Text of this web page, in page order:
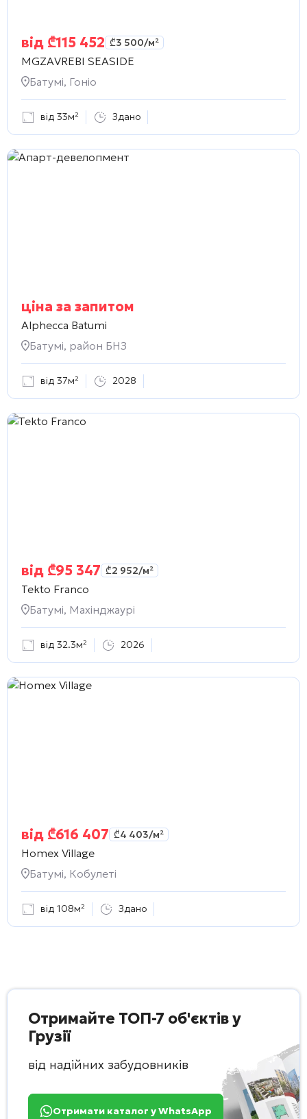
від ₾115 452 ₾3 500/м²
MGZAVREBI SEASIDE
Батумі, Гоніо
від 33м² Здано
ціна за запитом
Alphecca Batumi
Батумі, район БНЗ
від 37м² 2028
від ₾95 347 ₾2 952/м²
Tekto Franco
Батумі, Махінджаурі
від 32.3м² 2026
від ₾616 407 ₾4 403/м²
Homex Village
Батумі, Кобулеті
від 108м² Здано
Отримайте ТОП-7 об'єктів у
Грузії
від надійних забудовників
Отримати каталог у WhatsApp